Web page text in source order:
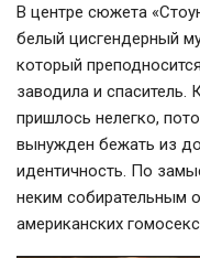
В центре сюжета
белый цисгендерный
который
заводила и спаситель.
пришлось нелегко,
вынужден бежать из
идентичность. По
неким собирательным
американских